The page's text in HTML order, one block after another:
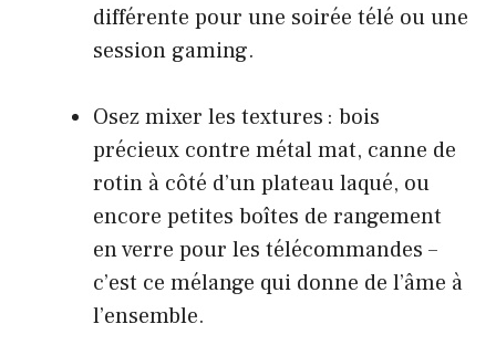
différente pour une soirée télé ou une
session gaming.
Osez mixer les textures : bois
précieux contre métal mat, canne de
rotin à côté d’un plateau laqué, ou
encore petites boîtes de rangement
en verre pour les télécommandes –
c’est ce mélange qui donne de l’âme à
l’ensemble.